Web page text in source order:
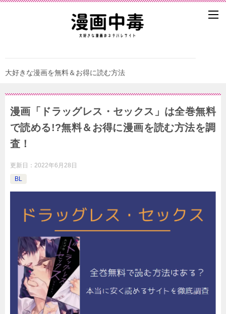
大好きな漫画を無料＆お得に読む方法
漫画「ドラッグレス・セックス」は全巻無料
で読める!?無料＆お得に漫画を読む⽅法を調
査！
更新日： 2022年6月28日
BL